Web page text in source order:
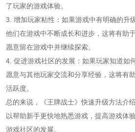
了玩家的游戏体验。
3. 增加玩家粘性：如果游戏中有明确的升
他们在游戏中不断成长和进步，这将有助
愿意留在游戏中并继续探索。
4. 促进游戏社区的发展：如果玩家知道如
愿意与其他玩家交流和分享经验，这将有
活跃度。
总的来说，《王牌战士》快速升级方法介
以帮助新手更快地熟悉游戏，提高游戏体
游戏社区的发展。